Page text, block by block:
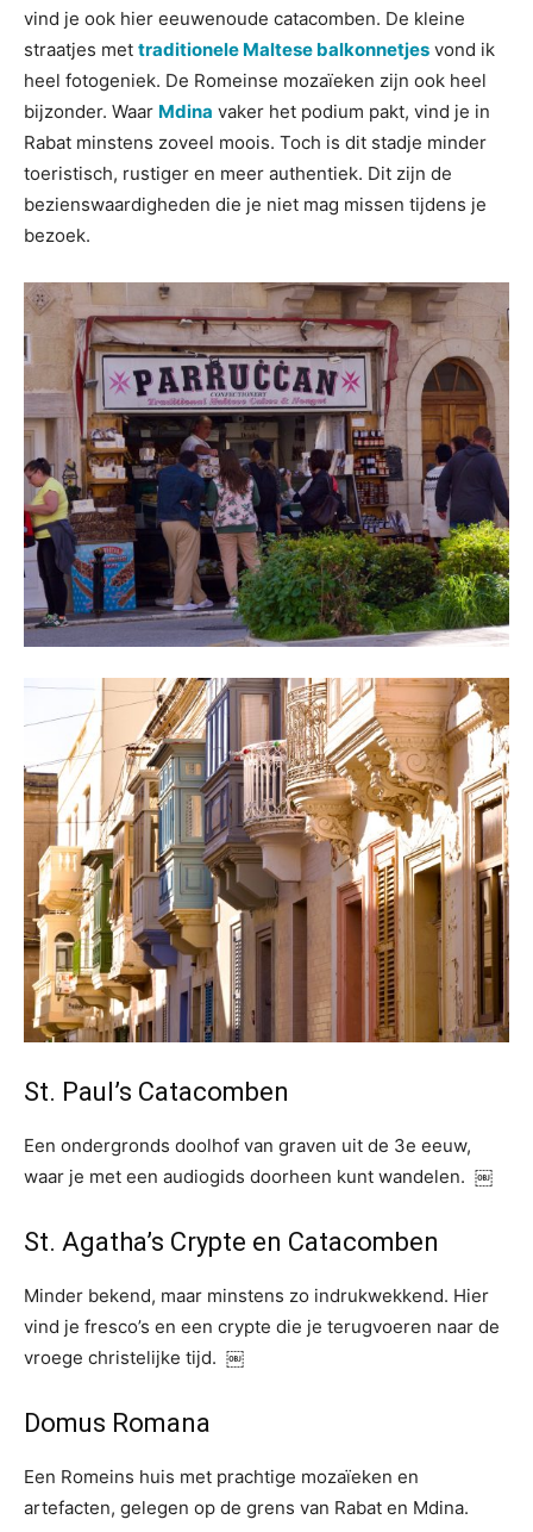
vind je ook hier eeuwenoude catacomben. De kleine
straatjes met traditionele Maltese balkonnetjes vond ik
heel fotogeniek. De Romeinse mozaïeken zijn ook heel
bijzonder. Waar Mdina vaker het podium pakt, vind je in
Rabat minstens zoveel moois. Toch is dit stadje minder
toeristisch, rustiger en meer authentiek. Dit zijn de
bezienswaardigheden die je niet mag missen tijdens je
bezoek.
St. Paul’s Catacomben
Een ondergronds doolhof van graven uit de 3e eeuw,
waar je met een audiogids doorheen kunt wandelen. ￼
St. Agatha’s Crypte en Catacomben
Minder bekend, maar minstens zo indrukwekkend. Hier
vind je fresco’s en een crypte die je terugvoeren naar de
vroege christelijke tijd. ￼
Domus Romana
Een Romeins huis met prachtige mozaïeken en
artefacten, gelegen op de grens van Rabat en Mdina.